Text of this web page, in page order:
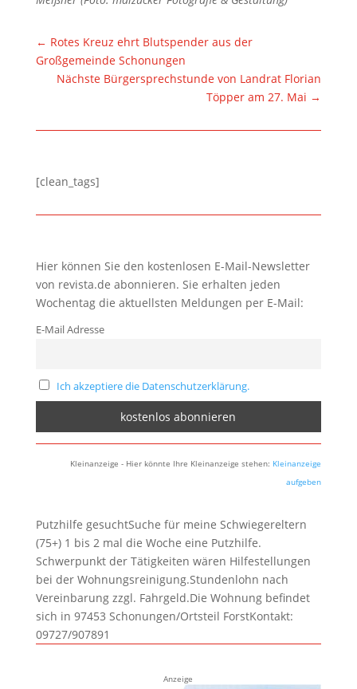
← Rotes Kreuz ehrt Blutspender aus der
Großgemeinde Schonungen
Nächste Bürgersprechstunde von Landrat Florian
Töpper am 27. Mai →
[clean_tags]
Hier können Sie den kostenlosen E-Mail-Newsletter
von revista.de abonnieren. Sie erhalten jeden
Wochentag die aktuellsten Meldungen per E-Mail:
E-Mail Adresse
Ich akzeptiere die Datenschutzerklärung.
Kleinanzeige - Hier könnte Ihre Kleinanzeige stehen: Kleinanzeige
aufgeben
Putzhilfe gesuchtSuche für meine Schwiegereltern
(75+) 1 bis 2 mal die Woche eine Putzhilfe.
Schwerpunkt der Tätigkeiten wären Hilfestellungen
bei der Wohnungsreinigung.Stundenlohn nach
Vereinbarung zzgl. Fahrgeld.Die Wohnung befindet
sich in 97453 Schonungen/Ortsteil ForstKontakt:
09727/907891
Anzeige